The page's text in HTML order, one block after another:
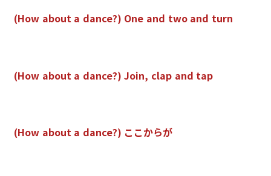
(How about a dance?) One and two and turn
(How about a dance?) Join, clap and tap
(How about a dance?) こ こからが